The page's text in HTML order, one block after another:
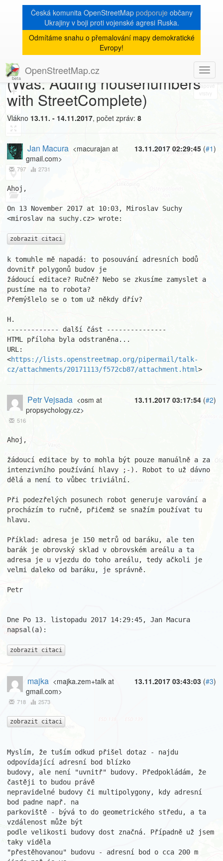
Česká komunita OpenStreetMap podporujeobčany
Ukrajiny v boji proti vojenské agresi Ruska.
Odmítáme snahu o přemalování mapy demokratické
Evropy!
OpenStreetMap.cz
8
+
−
« zpět na výpis měsíce
[Talk-cz]
Posouvání adresních bodů
(Was: Adding housenumbers
with StreetComplete)
Vlákno 13.11. - 14.11.2017, počet zpráv: 8
13.11.2017 02:29:45 (#1)
Jan Macura <macurajan at
gmail.com>
797 2731
Ahoj,
On 13 November 2017 at 10:03, Miroslav Suchy
<miroslav na suchy.cz> wrote:
zobrazit citaci
k tomuhle mě napadá: to posouvání adresních bodů
dovnitř polygonů budov je
žádoucí editace? Ručně? Nebo se zkusíme zamyslet a
pustíme na to robota?
Přemýšlelo se o tom už někdy dřív?
H.
------------- další část ---------------
HTML příloha byla odstraněna...
URL:
<https://lists.openstreetmap.org/pipermail/talk-
cz/attachments/20171113/f572cb87/attachment.html>
13.11.2017 03:17:54 (#2)
Petr Vejsada <osm at
propsychology.cz>
516
Ahoj,
žádoucí editace by to mohla být pouze manuálně a za
intenzivního používání hlavy ;-). Robot to už dávno
dělá a není to vůbec triviální.
Při podezřelých posunech robot generuje varování a
procházím to ručně, přičemž se snažím používat tu
hlavu.
Příklad: adresa je 150 metrů od baráku, ale ten
barák je obrovský sklad v obrovském areálu a ta
adresa je u vjezdu do toho areálu, tedy ačkoli je
velmi daleko od baráku, je správně.
Petr
Dne Po 13. listopadu 2017 14:29:45, Jan Macura
napsal(a):
zobrazit citaci
13.11.2017 03:43:03 (#3)
majka <majka.zem+talk at
gmail.com>
718 2573
zobrazit citaci
Myslím, že tuším odkud přišel dotaz - najdu
odpovídající adresní bod blízko
budovy, ale není "uvnitř" budovy. Předpokládám, že
častěji to budou právě
nepravidelné budovy či multipolygony, kdy adresní
bod padne např. na
parkoviště - bývá to do geometrického středu, a ta
vzdálenost může být
podle velikosti budovy dost značná. Případně už jsem
taky viděla
"přestěhovanou" budovu - adresní bod o cca 200 m